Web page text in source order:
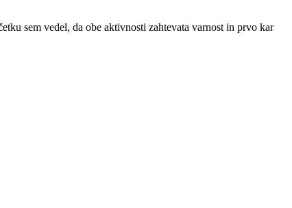
sem vedel, da obe aktivnosti zahtevata varnost in prvo kar